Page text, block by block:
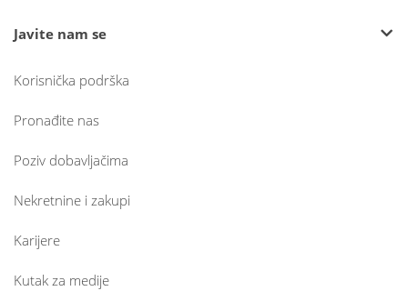
Javite nam se
Korisnička podrška
Pronađite nas
Poziv dobavljačima
Nekretnine i zakupi
Karijere
Kutak za medije